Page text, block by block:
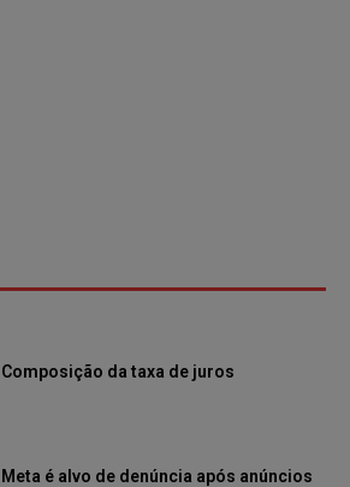
Composição da taxa de juros
Meta é alvo de denúncia após anúncios